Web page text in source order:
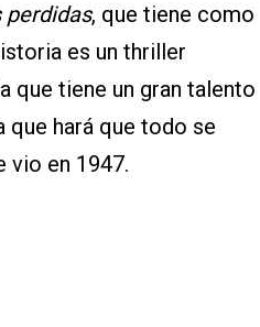
perdidas, que tiene como
es un thriller
que tiene un gran talento
que hará que todo se
vio en 1947.